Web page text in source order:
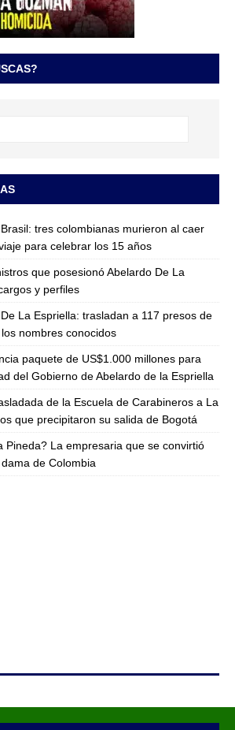
tres colombianas murieron al caer
para celebrar los 15 años
que posesionó Abelardo De La
y perfiles
La Espriella: trasladan a 117 presos de
nombres conocidos
paquete de US$1.000 millones para
del Gobierno de Abelardo de la Espriella
de la Escuela de Carabineros a La
que precipitaron su salida de Bogotá
Pineda? La empresaria que se convirtió
de Colombia